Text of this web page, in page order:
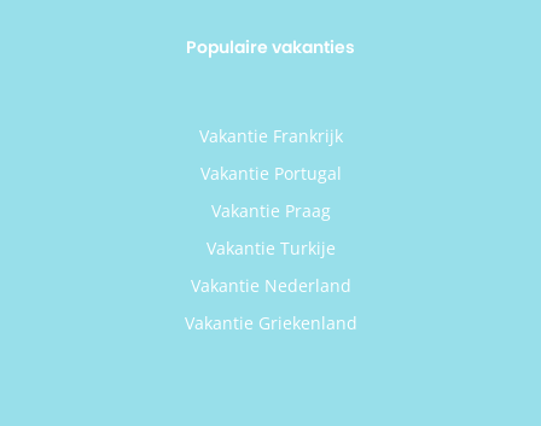
Populaire vakanties
Vakantie Frankrijk
Vakantie Portugal
Vakantie Praag
Vakantie Turkije
Vakantie Nederland
Vakantie Griekenland